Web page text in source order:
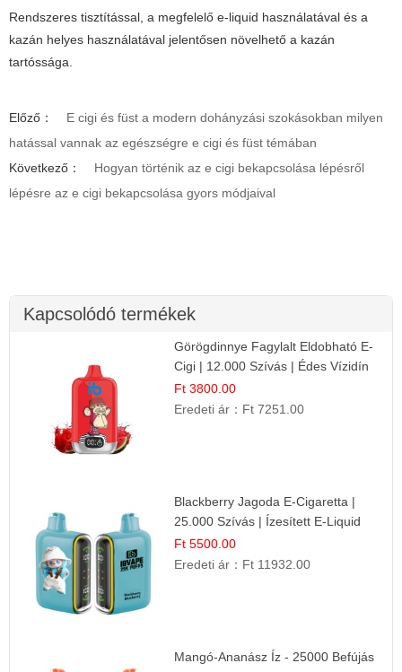
Rendszeres tisztítással, a megfelelő e-liquid használatával és a
kazán helyes használatával jelentősen növelhető a kazán
tartóssága.
Előző：
E cigi és füst a modern dohányzási szokásokban milyen
hatással vannak az egészségre e cigi és füst témában
Következő：
Hogyan történik az e cigi bekapcsolása lépésről
lépésre az e cigi bekapcsolása gyors módjaival
Kapcsolódó termékek
Görögdinnye Fagylalt Eldobható E-
Cigi | 12.000 Szívás | Édes Vízidín
Íz
Ft 3800.00
Eredeti ár： Ft 7251.00
Blackberry Jagoda E-Cigaretta |
25.000 Szívás | Ízesített E-Liquid
Ft 5500.00
Eredeti ár： Ft 11932.00
Mangó-Ananász Íz - 25000 Befújás